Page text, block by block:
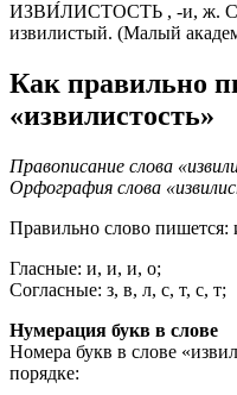
ИЗВИ́ЛИСТОСТЬ , -и, ж.
извилистый. (Малый
Как правильно
«извилистость»
Правописание слова
Орфография слова
Правильно слово пишется:
Гласные: и, и, и, о;
Согласные: з, в, л, с, т, с, т;
Нумерация букв в слове
Номера букв в слове
порядке: